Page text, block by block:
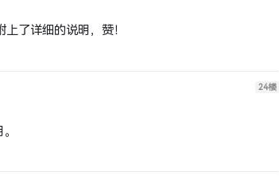
了详细的说明，赞！
24楼